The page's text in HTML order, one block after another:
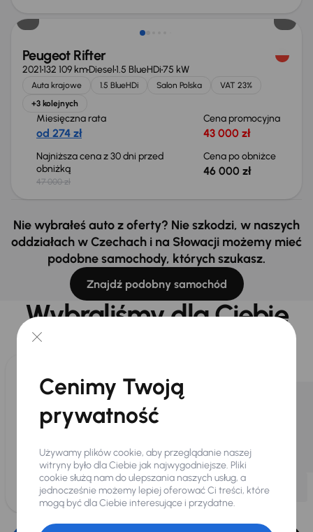
Peugeot Rifter
2021132 109 kmDiesel1.5 BlueHDi75 kW
Auta krajowe 1.5 BlueHDi Salon Polska
VAT 23%
+3 kolejnych
Miesięczna rata
od 274 zł
Cena promocyjna
43 000 zł
Najniższa cena z 30 dni przed
obniżką
47 000 zł
Cena po obniżce
46 000 zł
Nie wybrałeś auto z oferty? Nie szkodzi, w naszych
oddziałach w Czechach i na Słowacji możemy mieć
podobne samochody, których szukasz.
Znajdź podobny samochód
Wybraliśmy dla Ciebie
Wybieramy dla Ciebie
z naszej oferty. Kupimy
Cenimy Twoją
prywatność
Używamy plików cookie, aby przeglądanie naszej
witryny było dla Ciebie jak najwygodniejsze. Pliki
cookie służą nam do ulepszania naszych usług, a
jednocześnie możemy lepiej oferować Ci treści, które
mogą być dla Ciebie interesujące i przydatne.